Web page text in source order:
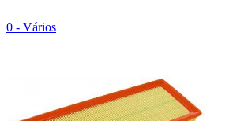
0 - Vários